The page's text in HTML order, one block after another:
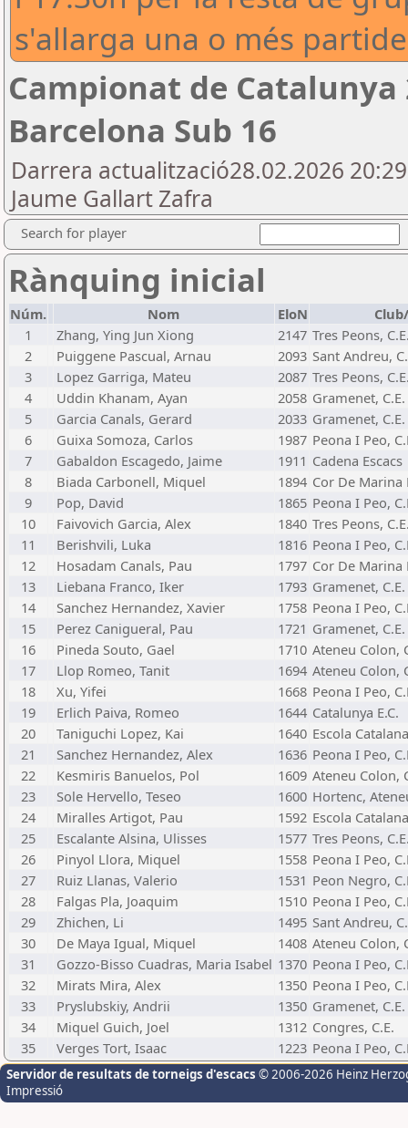
s'allarga una o més
Campionat de Catalunya
Barcelona Sub 16
Darrera actualització28.02.2026
Jaume Gallart Zafra
Search for player
Rànquing inicial
Núm. Nom EloN
1
Zhang, Ying Jun Xiong 2147 Tres Peons,
2
Puiggene Pascual, Arnau 2093 Sant Andreu,
3
Lopez Garriga, Mateu 2087 Tres Peons,
4
Uddin Khanam, Ayan 2058 Gramenet, C.E.
5
Garcia Canals, Gerard 2033 Gramenet, C.E.
6
Guixa Somoza, Carlos 1987 Peona I Peo,
7
Gabaldon Escagedo, Jaime 1911 Cadena Escacs
8
Biada Carbonell, Miquel 1894 Cor De Marina
9
Pop, David 1865 Peona I Peo,
10
Faivovich Garcia, Alex 1840 Tres Peons,
11
Berishvili, Luka 1816 Peona I Peo,
12
Hosadam Canals, Pau 1797 Cor De Marina
13
Liebana Franco, Iker 1793 Gramenet, C.E.
14
Sanchez Hernandez, Xavier 1758 Peona I Peo,
15
Perez Canigueral, Pau 1721 Gramenet, C.E.
16
Pineda Souto, Gael 1710 Ateneu Colon,
17
Llop Romeo, Tanit 1694 Ateneu Colon,
18
Xu, Yifei 1668 Peona I Peo,
19
Erlich Paiva, Romeo 1644 Catalunya E.C.
20
Taniguchi Lopez, Kai 1640 Escola
21
Sanchez Hernandez, Alex 1636 Peona I Peo,
22
Kesmiris Banuelos, Pol 1609 Ateneu Colon,
23
Sole Hervello, Teseo 1600 Hortenc,
24
Miralles Artigot, Pau 1592 Escola
25
Escalante Alsina, Ulisses 1577 Tres Peons,
26
Pinyol Llora, Miquel 1558 Peona I Peo,
27
Ruiz Llanas, Valerio 1531 Peon Negro,
28
Falgas Pla, Joaquim 1510 Peona I Peo,
29
Zhichen, Li 1495 Sant Andreu,
30
De Maya Igual, Miquel 1408 Ateneu Colon,
31
Gozzo-Bisso Cuadras, Maria Isabel 1370 Peona I Peo,
32
Mirats Mira, Alex 1350 Peona I Peo,
33
Pryslubskiy, Andrii 1350 Gramenet, C.E.
34
Miquel Guich, Joel 1312 Congres, C.E.
35
Verges Tort, Isaac 1223 Peona I Peo,
Servidor de resultats de torneigs d'escacs © 2006-2026 Heinz
Impressió